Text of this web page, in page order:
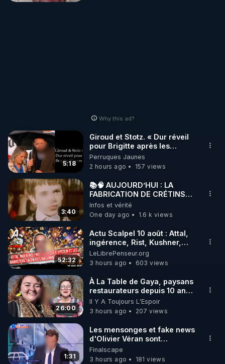
🌱 INSTAGRAM
https://www.instagram.com/rdlr_thierrycasasnovas/
http://rgnr.li/instagram
🌱 LA NEWSLETTER
Pour ne pas rater l’actualité RGNR (stages,
http://rgnr.li/news
🌱 VIDÉOS NON CENSURÉES SUR ODYSEE
Toutes les vidéos Youtube sont aussi sur la
http://rgnr.li/odysee
🌱 LES STAGES EN PRÉSENTIEL
http://rgnr.li/stages
Why this ad?
5:18
Giroud et Stotz. « Dur réveil
pour Brigitte après les
élections européennes ».
Perruques Jaunes
2 hours ago
157 views
3:40
📚🧠 AUJOURD’HUI : LA
FABRICATION DE CRÉTINS
QUI SE PRENNENT POUR
DES GÉNIES… 🤡🧠💥
Infos et vérité
One day ago
1.6 k views
52:32
Actu Scalpel 10 août : Attal,
ingérence, Rist, Kushner,
Epstein, sacrifices
maçonniques à Madagascar
LeLibrePenseur.org
3 hours ago
603 views
26:00
À La Table de Gaya, paysans
restaurateurs depuis 10 ans
dans l'Ariège
Il Y A Toujours L'Espoir
3 hours ago
207 views
1:31
Les mensonges et fake news
d'Olivier Véran sont
maintenant légendaires.
Finalscape
3 hours ago
181 views